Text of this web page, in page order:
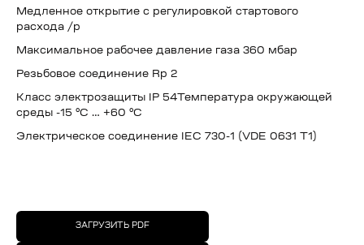
Медленное открытие с регулировкой стартового
расхода /p
Максимальное рабочее давление газа 360 мбар
Резьбовое соединение Rp 2
Класс электрозащиты IP 54Температура окружающей
среды -15 °C … +60 °C
Электрическое соединение IEC 730-1 (VDE 0631 T1)
ЗАГРУЗИТЬ PDF